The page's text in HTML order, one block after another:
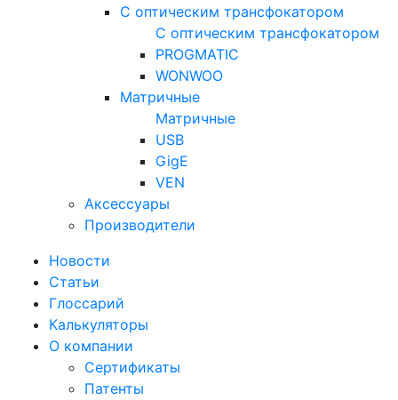
С оптическим трансфокатором
С оптическим трансфокатором
PROGMATIC
WONWOO
Матричные
Матричные
USB
GigE
VEN
Аксессуары
Производители
Новости
Статьи
Глоссарий
Калькуляторы
О компании
Сертификаты
Патенты